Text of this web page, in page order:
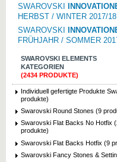
SWAROVSKI
HERBST / WINTER 2017/18
SWAROVSKI
FRÜHJAHR / SOMMER
SWAROVSKI ELEMENTS
KATEGORIEN
(2434 PRODUKTE)
Individuell gefertigte Produkte
produkte)
Swarovski Round Stones (9
Swarovski Flat Backs No Hotfix
produkte)
Swarovski Flat Backs Hotfix (9
Swarovski Fancy Stones &